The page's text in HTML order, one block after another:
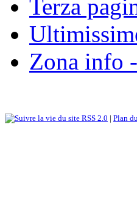
Terza
Zona info
RSS 2.0 | Plan